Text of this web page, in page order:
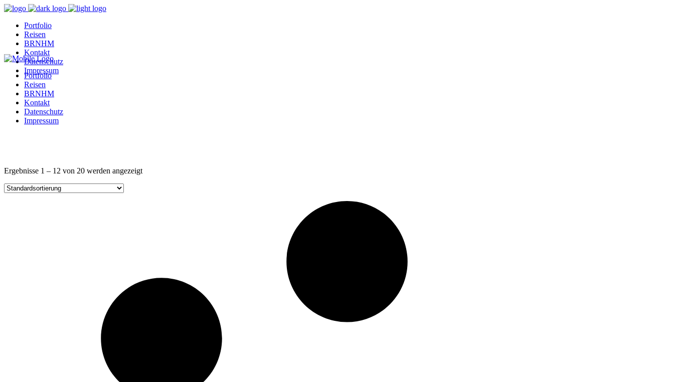
Portfolio
Reisen
BRNHM
Kontakt
Datenschutz
Impressum
Portfolio
Reisen
BRNHM
Kontakt
Datenschutz
Impressum
Ergebnisse 1 – 12 von 20 werden angezeigt